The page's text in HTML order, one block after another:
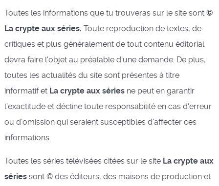
Toutes les informations que tu trouveras sur le site sont ©
La crypte aux séries. Toute reproduction de textes, de
critiques et plus généralement de tout contenu éditorial
devra faire l'objet au préalable d'une demande. De plus,
toutes les actualités du site sont présentes à titre
informatif et La crypte aux sériesne peut en garantir
l'exactitude et décline toute responsabilité en cas d'erreur
ou d'omission qui seraient susceptibles d'affecter ces
informations.
Toutes les séries télévisées citées sur le site La crypte aux
sériessont © des éditeurs, des maisons de production et